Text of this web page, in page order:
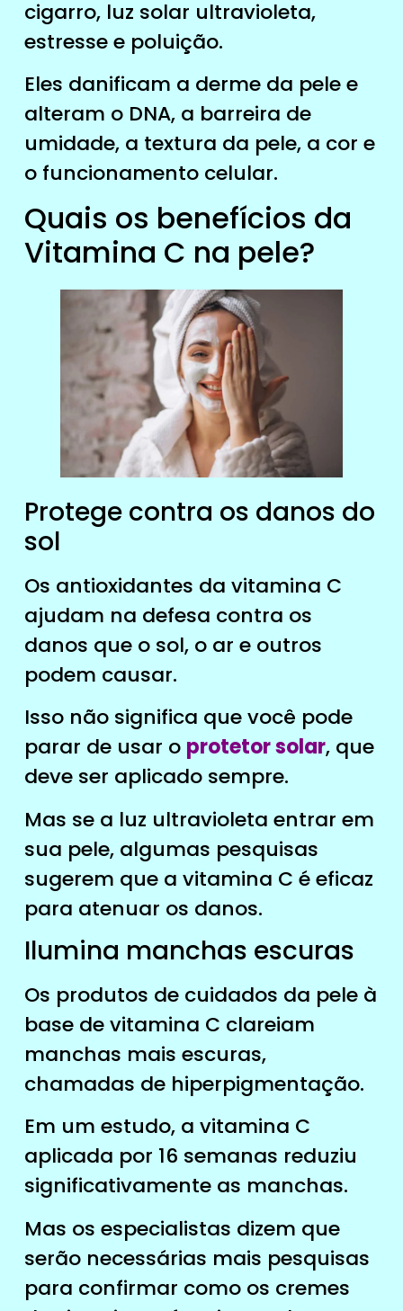
cigarro, luz solar ultravioleta,
estresse e poluição.
Eles danificam a derme da pele e
alteram o DNA, a barreira de
umidade, a textura da pele, a cor e
o funcionamento celular.
Quais os benefícios da
Vitamina C na pele?
Protege contra os danos do
sol
Os antioxidantes da vitamina C
ajudam na defesa contra os
danos que o sol, o ar e outros
podem causar.
Isso não significa que você pode
parar de usar o protetor solar, que
deve ser aplicado sempre.
Mas se a luz ultravioleta entrar em
sua pele, algumas pesquisas
sugerem que a vitamina C é eficaz
para atenuar os danos.
Ilumina manchas escuras
Os produtos de cuidados da pele à
base de vitamina C clareiam
manchas mais escuras,
chamadas de hiperpigmentação.
Em um estudo, a vitamina C
aplicada por 16 semanas reduziu
significativamente as manchas.
Mas os especialistas dizem que
serão necessárias mais pesquisas
para confirmar como os cremes